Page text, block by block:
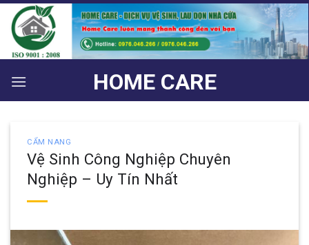
Bỏ
qua
nội
dung
HOME CARE
CẨM NANG
Vệ Sinh Công Nghiệp Chuyên
Nghiệp – Uy Tín Nhất